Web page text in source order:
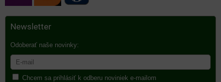
Newsletter
Odoberať naše novinky:
Chcem sa prihlásiť k odberu noviniek e-mailom